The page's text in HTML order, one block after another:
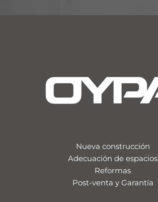
Nueva construcción
Adecuación de espacios
Reformas
Post-venta y Garantía